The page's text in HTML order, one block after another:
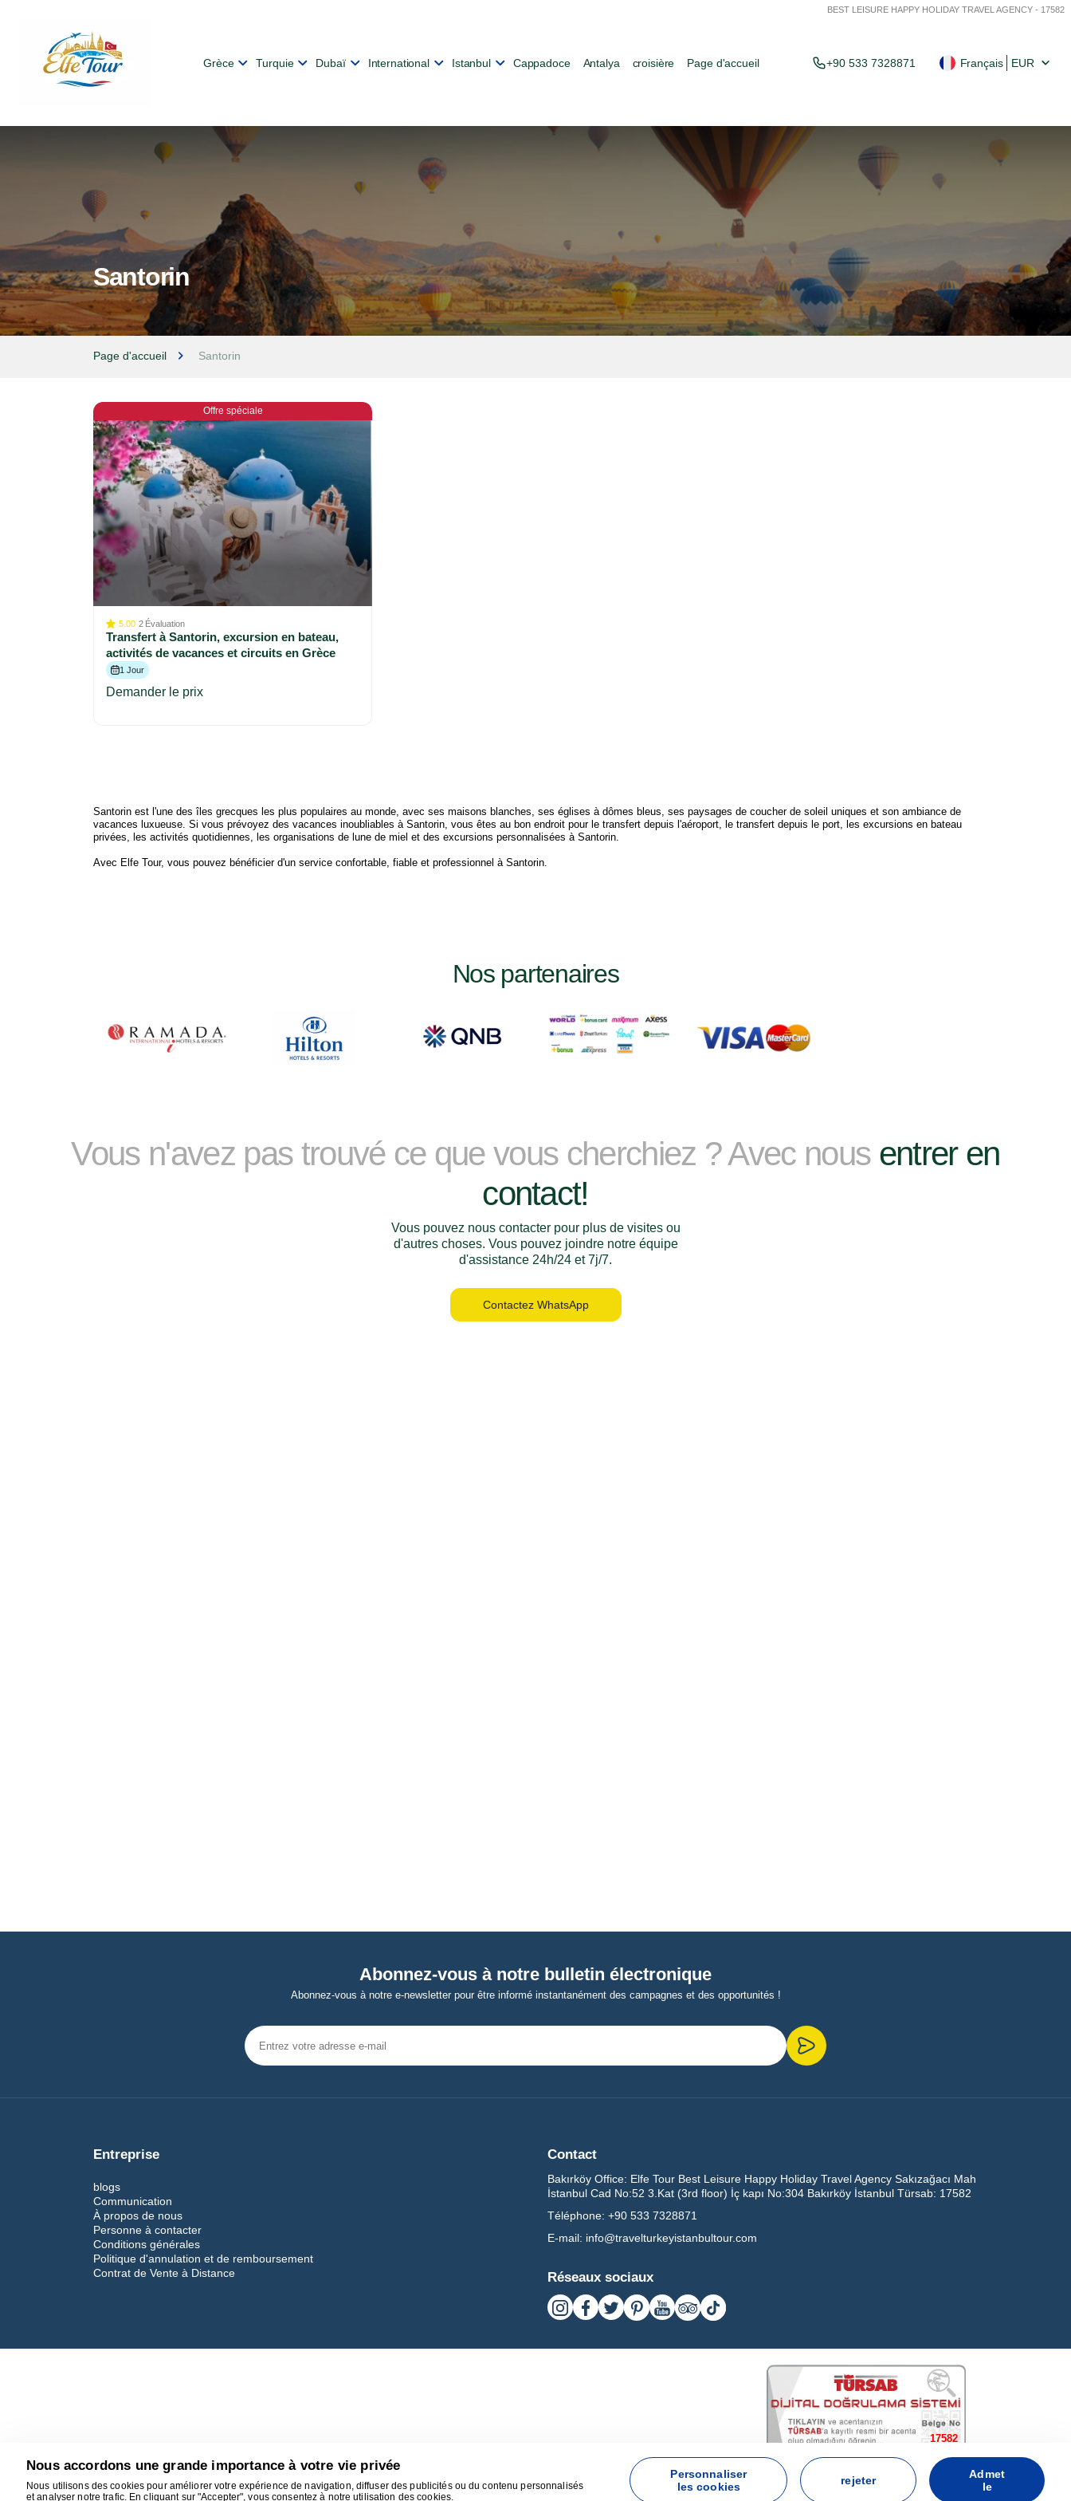
BEST LEISURE HAPPY HOLIDAY TRAVEL AGENCY - 17582
Grèce Turquie Dubaï International Istanbul Cappadoce Antalya croisière Page d'accueil +90 533 7328871 Français EUR
Santorin
Page d'accueil Santorin
Offre spéciale
5.00 2 Évaluation
Transfert à Santorin, excursion en bateau,
activités de vacances et circuits en Grèce
1 Jour
Demander le prix
Santorin est l'une des îles grecques les plus populaires au monde, avec ses maisons blanches, ses églises à dômes bleus, ses paysages de coucher de soleil uniques et son ambiance de
vacances luxueuse. Si vous prévoyez des vacances inoubliables à Santorin, vous êtes au bon endroit pour le transfert depuis l'aéroport, le transfert depuis le port, les excursions en bateau
privées, les activités quotidiennes, les organisations de lune de miel et des excursions personnalisées à Santorin.
Avec Elfe Tour, vous pouvez bénéficier d'un service confortable, fiable et professionnel à Santorin.
Nos partenaires
Vous n'avez pas trouvé ce que vous cherchiez ? Avec nous entrer en
contact!
Vous pouvez nous contacter pour plus de visites ou
d'autres choses. Vous pouvez joindre notre équipe
d'assistance 24h/24 et 7j/7.
Contactez WhatsApp
Abonnez-vous à notre bulletin électronique
Abonnez-vous à notre e-newsletter pour être informé instantanément des campagnes et des opportunités !
Entreprise
blogs
Communication
À propos de nous
Personne à contacter
Conditions générales
Politique d'annulation et de remboursement
Contrat de Vente à Distance
Contact
Bakırköy Office: Elfe Tour Best Leisure Happy Holiday Travel Agency Sakızağacı Mah
İstanbul Cad No:52 3.Kat (3rd floor) İç kapı No:304 Bakırköy İstanbul Türsab: 17582
Téléphone: +90 533 7328871
E-mail: info@travelturkeyistanbultour.com
Réseaux sociaux
17582
BEST LEISURE HAPPY HOLIDAY TRAVEL AGENCY - 17582
Développé par
Nous accordons une grande importance à votre vie privée
Nous utilisons des cookies pour améliorer votre expérience de navigation, diffuser des publicités ou du contenu personnalisés
et analyser notre trafic. En cliquant sur "Accepter", vous consentez à notre utilisation des cookies.
Personnaliser
les cookies
rejeter
Admet
le